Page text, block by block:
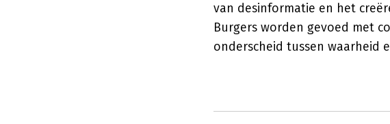
van desinformatie en het
Burgers worden gevoed met
onderscheid tussen waarheid